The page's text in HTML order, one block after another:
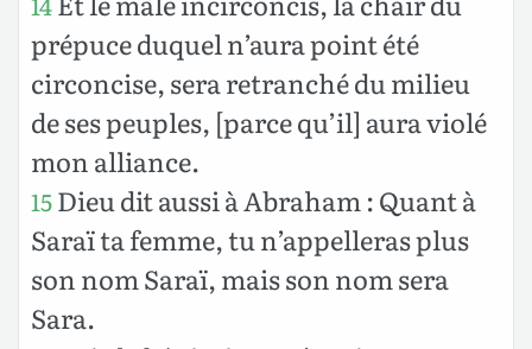
prépuce duquel n’aura point été
circoncise, sera retranché du milieu
de ses peuples, [parce qu’il] aura violé
mon alliance.
15Dieu dit aussi à Abraham : Quant à
Saraï ta femme, tu n’appelleras plus
son nom Saraï, mais son nom sera
Sara.